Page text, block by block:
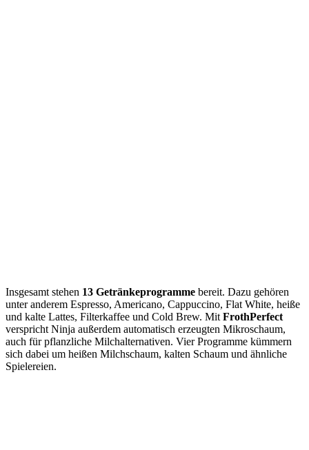
Insgesamt stehen 13 Getränkeprogramme bereit. Dazu gehören
unter anderem Espresso, Americano, Cappuccino, Flat White, heiße
und kalte Lattes, Filterkaffee und Cold Brew. Mit FrothPerfect
verspricht Ninja außerdem automatisch erzeugten Mikroschaum,
auch für pflanzliche Milchalternativen. Vier Programme kümmern
sich dabei um heißen Milchschaum, kalten Schaum und ähnliche
Spielereien.